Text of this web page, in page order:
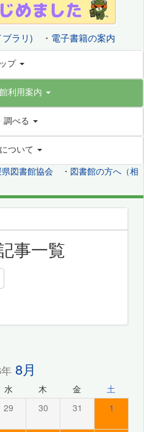
ラリ) ・ 電子書籍の案内
プ
利用案内
調べる
ついて
図書館協会 ・ 図書館の方へ（相
事一覧
8月
水 木 金 土
29 30 31 1